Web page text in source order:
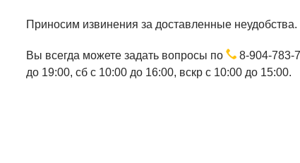
Приносим извинения за доставленные неудобства.
Вы всегда можете задать вопросы по 8-904-783-
до 19:00, сб с 10:00 до 16:00, вскр с 10:00 до 15:00.